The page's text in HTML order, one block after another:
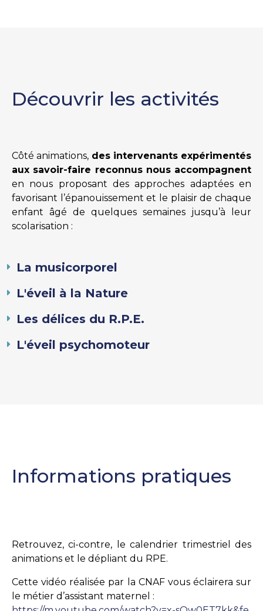
Découvrir les activités
Côté animations, des intervenants expérimentés
aux savoir-faire reconnus nous accompagnent
en nous proposant des approches adaptées en
favorisant l’épanouissement et le plaisir de chaque
enfant âgé de quelques semaines jusqu’à leur
scolarisation :
La musicorporel
L'éveil à la Nature
Les délices du R.P.E.
L'éveil psychomoteur
Informations pratiques
Retrouvez, ci-contre, le calendrier trimestriel des
animations et le dépliant du RPE.
Cette vidéo réalisée par la CNAF vous éclairera sur
le métier d’assistant maternel :